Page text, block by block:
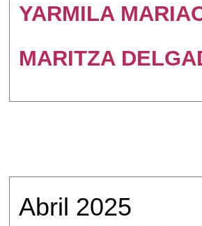
YARMILA
MARITZA
Abril 2025